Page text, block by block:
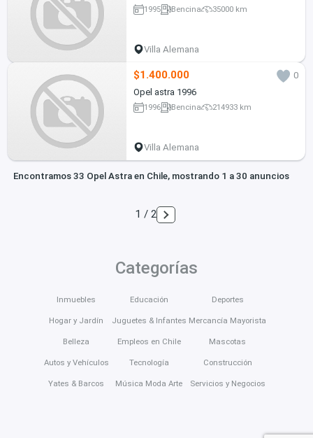
1995 Bencina 35000 km
Villa Alemana
$1.400.000
0
Opel astra 1996
1996 Bencina 214933 km
Villa Alemana
Encontramos 33 Opel Astra en Chile, mostrando 1 a 30 anuncios
1 / 2
Categorías
Inmuebles
Hogar y Jardín
Belleza
Autos y Vehículos
Yates & Barcos
Educación
Juguetes & Infantes
Empleos en Chile
Tecnología
Música Moda Arte
Deportes
Mercancía Mayorista
Mascotas
Construcción
Servicios y Negocios